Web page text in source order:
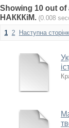
Showing 10 out of
НАКККіМ. (0.008
1 2 Наступна